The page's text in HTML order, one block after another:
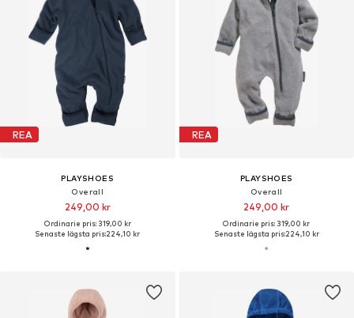
REA
PLAYSHOES
Overall
249,00 kr
Ordinarie pris: 319,00 kr
Senaste lägsta pris:224,10 kr
REA
PLAYSHOES
Overall
249,00 kr
Ordinarie pris: 319,00 kr
Senaste lägsta pris:224,10 kr